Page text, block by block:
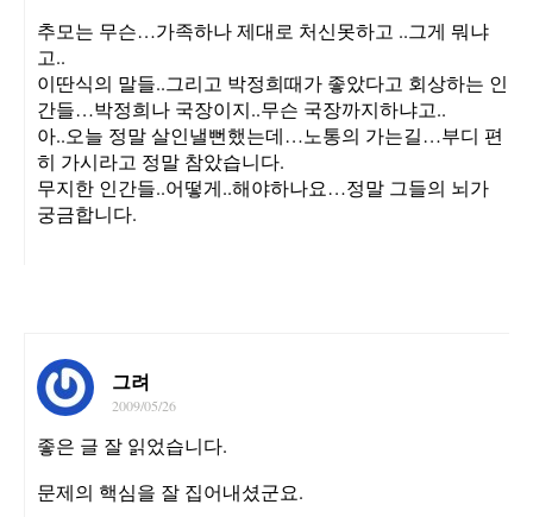
추모는 무슨…가족하나 제대로 처신못하고 ..그게 뭐냐
고..
이딴식의 말들..그리고 박정희때가 좋았다고 회상하는 인
간들…박정희나 국장이지..무슨 국장까지하냐고..
아..오늘 정말 살인낼뻔했는데…노통의 가는길…부디 편
히 가시라고 정말 참았습니다.
무지한 인간들..어떻게..해야하나요…정말 그들의 뇌가
궁금합니다.
그려
2009/05/26
좋은 글 잘 읽었습니다.
문제의 핵심을 잘 집어내셨군요.